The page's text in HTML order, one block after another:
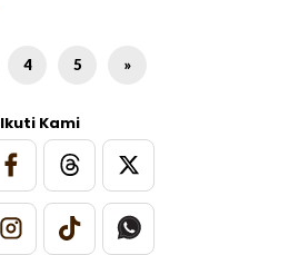
4 5 »
Ikuti Kami